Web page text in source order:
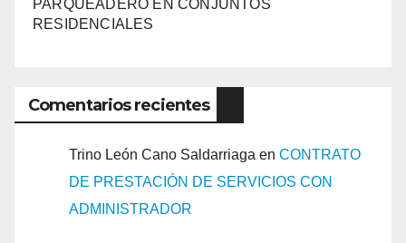
PARQUEADERO EN CONJUNTOS
RESIDENCIALES
Comentarios recientes
Trino León Cano Saldarriaga en CONTRATO
DE PRESTACIÓN DE SERVICIOS CON
ADMINISTRADOR